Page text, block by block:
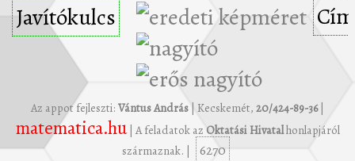
Javítókulcs
Az appot fejleszti: Vántus András | Kecskemét, 20/424-89-36|
matematica.hu| A feladatok az Oktatási Hivatalhonlapjáról
származnak. |
6270